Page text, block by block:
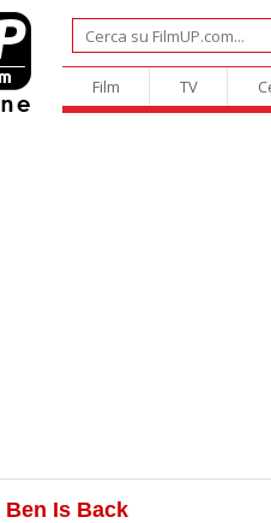
Film TV
Ben Is Back